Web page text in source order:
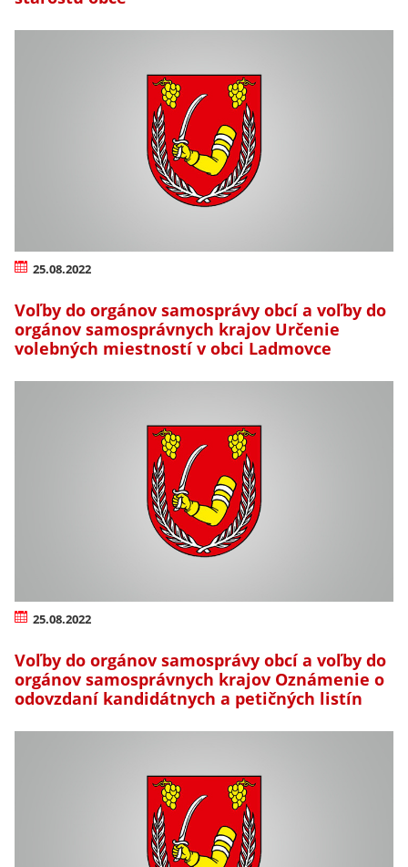
25.08.2022
Voľby do orgánov samosprávy obcí a voľby do
orgánov samosprávnych krajov Určenie
volebných miestností v obci Ladmovce
25.08.2022
Voľby do orgánov samosprávy obcí a voľby do
orgánov samosprávnych krajov Oznámenie o
odovzdaní kandidátnych a petičných listín